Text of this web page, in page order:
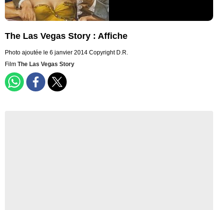
The Las Vegas Story : Affiche
Photo ajoutée le 6 janvier 2014 Copyright D.R.
Film The Las Vegas Story